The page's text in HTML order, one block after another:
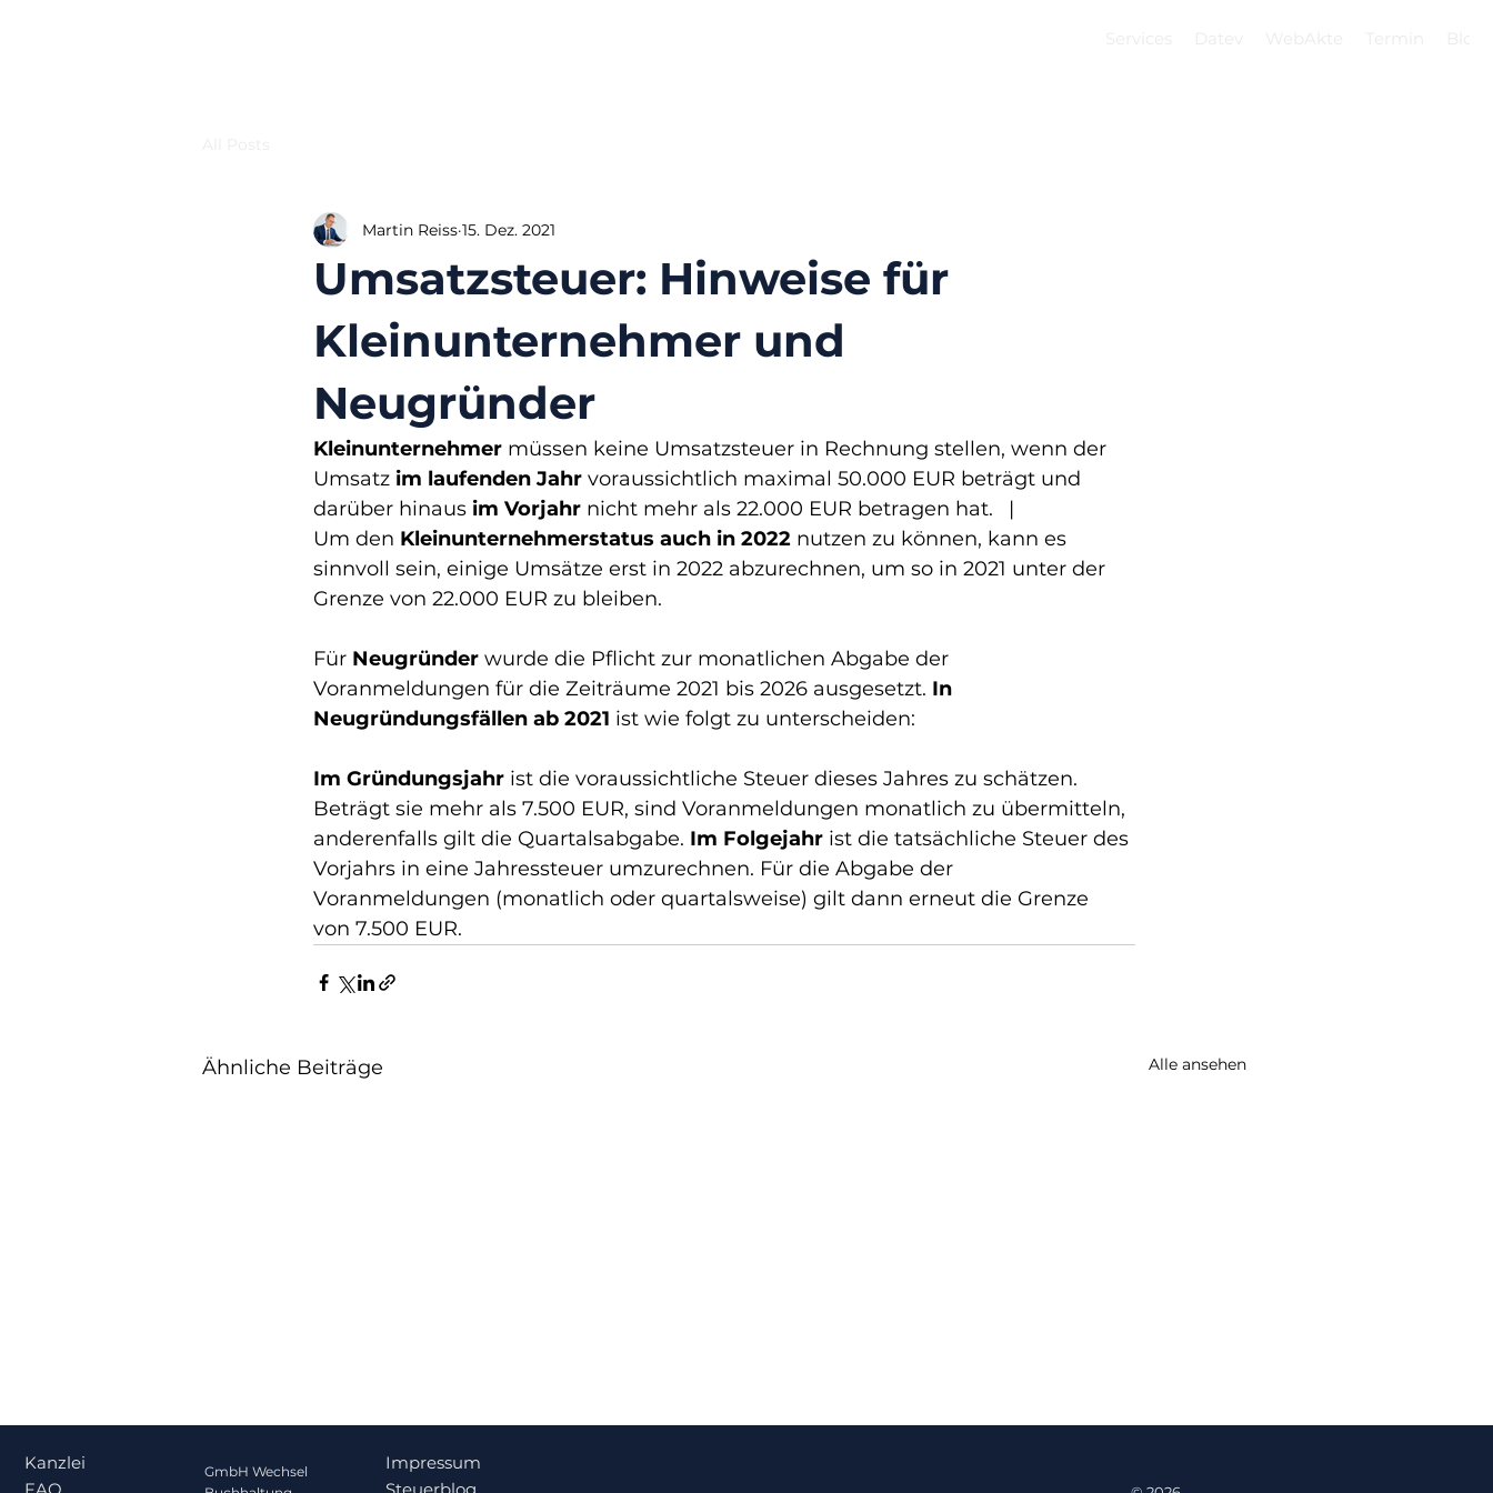
Umsatzsteuer: Hinweise für
Kleinunternehmer und
Neugründer
Martin Reiss 15. Dez. 2021
Kleinunternehmer müssen keine Umsatzsteuer in Rechnung stellen, wenn der
Umsatz im laufenden Jahr voraussichtlich maximal 50.000 EUR beträgt und
darüber hinaus im Vorjahr nicht mehr als 22.000 EUR betragen hat.  |
Um den Kleinunternehmerstatus auch in 2022 nutzen zu können, kann es
sinnvoll sein, einige Umsätze erst in 2022 abzurechnen, um so in 2021 unter der
Grenze von 22.000 EUR zu bleiben.
Für Neugründer wurde die Pflicht zur monatlichen Abgabe der
Voranmeldungen für die Zeiträume 2021 bis 2026 ausgesetzt. In
Neugründungsfällen ab 2021 ist wie folgt zu unterscheiden:
Im Gründungsjahr ist die voraussichtliche Steuer dieses Jahres zu schätzen.
Beträgt sie mehr als 7.500 EUR, sind Voranmeldungen monatlich zu übermitteln,
anderenfalls gilt die Quartalsabgabe. Im Folgejahr ist die tatsächliche Steuer des
Vorjahrs in eine Jahressteuer umzurechnen. Für die Abgabe der
Voranmeldungen (monatlich oder quartalsweise) gilt dann erneut die Grenze
von 7.500 EUR.
Ähnliche Beiträge Alle ansehen
Kanzlei
Impressum
GmbH Wechsel